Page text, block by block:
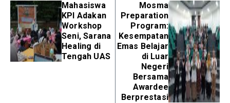
Mahasiswa
KPI Adakan
Workshop
Seni, Sarana
Healing di
Tengah UAS
Mosma
Preparation
Program:
Kesempatan
Emas Belajar
di Luar
Negeri
Bersama
Awardee
Berprestasi